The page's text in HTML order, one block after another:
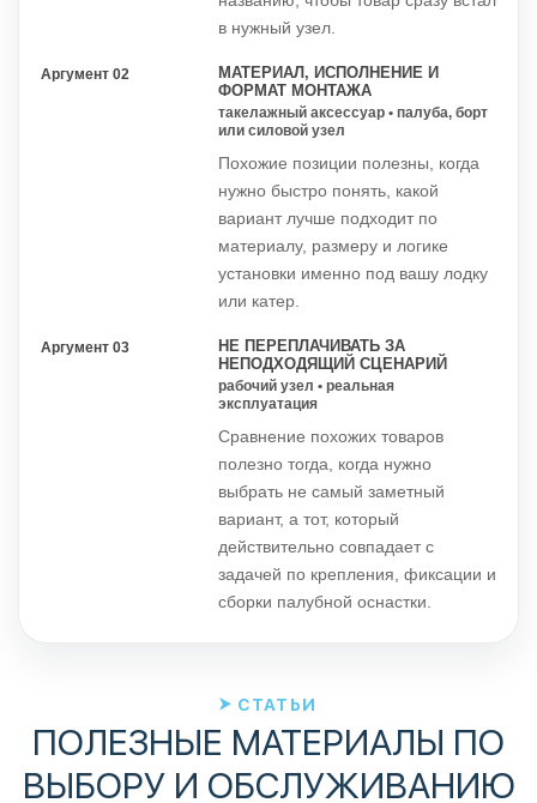
в нужный узел.
Аргумент 02
МАТЕРИАЛ, ИСПОЛНЕНИЕ И
ФОРМАТ МОНТАЖА
такелажный аксессуар • палуба, борт
или силовой узел
Похожие позиции полезны, когда
нужно быстро понять, какой
вариант лучше подходит по
материалу, размеру и логике
установки именно под вашу лодку
или катер.
Аргумент 03
НЕ ПЕРЕПЛАЧИВАТЬ ЗА
НЕПОДХОДЯЩИЙ СЦЕНАРИЙ
рабочий узел • реальная
эксплуатация
Сравнение похожих товаров
полезно тогда, когда нужно
выбрать не самый заметный
вариант, а тот, который
действительно совпадает с
задачей по крепления, фиксации и
сборки палубной оснастки.
СТАТЬИ
ПОЛЕЗНЫЕ МАТЕРИАЛЫ ПО
ВЫБОРУ И ОБСЛУЖИВАНИЮ